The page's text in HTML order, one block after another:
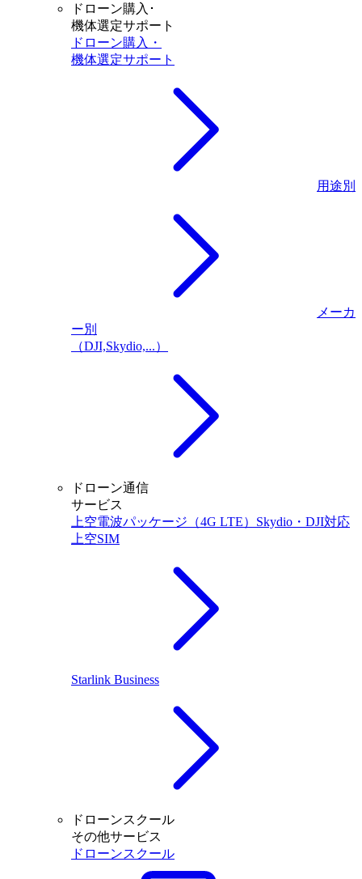
ドローン購入･
機体選定サポート
ドローン購入・
機体選定サポート
用途別
メーカ
ー別
（DJI,Skydio,...）
ドローン通信
サービス
上空電波パッケージ（4G LTE）Skydio・DJI対応
上空SIM
Starlink Business
ドローンスクール
その他サービス
ドローンスクール